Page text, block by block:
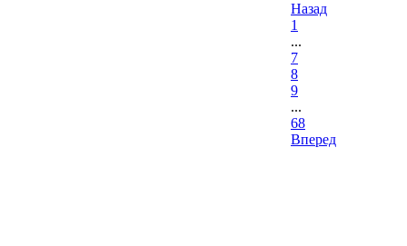
Назад
1
...
7
8
9
...
68
Вперед